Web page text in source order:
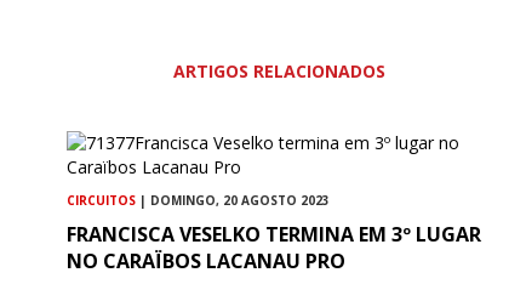
ARTIGOS RELACIONADOS
CIRCUITOS | DOMINGO, 20 AGOSTO 2023
FRANCISCA VESELKO TERMINA EM 3º LUGAR
NO CARAÏBOS LACANAU PRO